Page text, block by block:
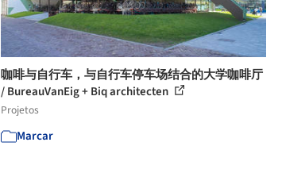
咖啡与自行车，与自行车停车场结合的大学咖啡厅
/ BureauVanEig + Biq architecten
Projetos
Marcar